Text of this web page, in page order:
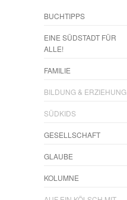
BUCHTIPPS
EINE SÜDSTADT FÜR
ALLE!
FAMILIE
BILDUNG & ERZIEHUNG
SÜDKIDS
GESELLSCHAFT
GLAUBE
KOLUMNE